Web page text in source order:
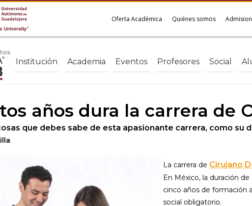
Oferta Académica Quiénes somos
Institución Academia Eventos Profesores Social
años dura la carrera de
que debes sabe de esta apasionante carrera, como su
La carrera de Cirujano
En México, la duración
cinco años de formación
social obligatorio.